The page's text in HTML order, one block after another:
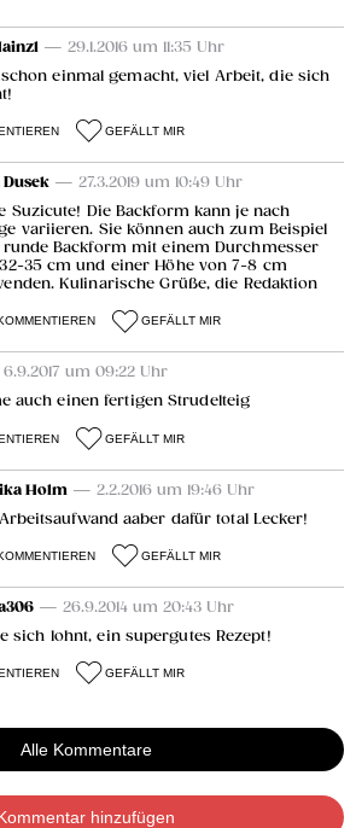
— 29.1.2016 um 11:35 Uhr
einmal gemacht, viel Arbeit, die sich
GEFÄLLT MIR
Dusek — 27.3.2019 um 10:49 Uhr
Suzicute! Die Backform kann je nach
variieren. Sie können auch zum Beispiel
runde Backform mit einem Durchmesser
35 cm und einer Höhe von 7-8 cm
Kulinarische Grüße, die Redaktion
GEFÄLLT MIR
um 09:22 Uhr
auch einen fertigen Strudelteig
GEFÄLLT MIR
Holm — 2.2.2016 um 19:46 Uhr
aaber dafür total Lecker!
GEFÄLLT MIR
— 26.9.2014 um 20:43 Uhr
sich lohnt, ein supergutes Rezept!
GEFÄLLT MIR
Alle Kommentare
hinzufügen